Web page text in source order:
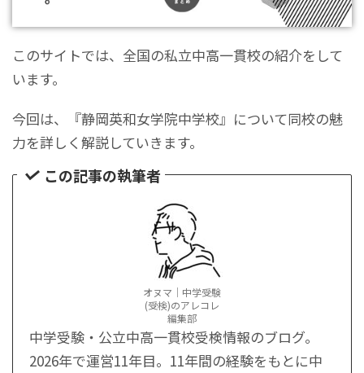
このサイトでは、全国の私立中高一貫校の紹介をして
います。
今回は、『静岡英和女学院中学校』について同校の魅
力を詳しく解説していきます。
この記事の執筆者
オヌマ｜中学受験
(受検)のアレコレ
編集部
中学受験・公立中高一貫校受検情報のブログ。
2026年で運営11年目。11年間の経験をもとに中